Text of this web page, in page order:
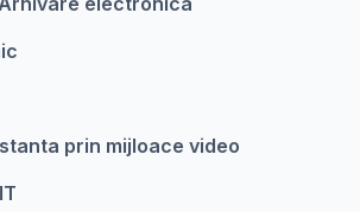
prin mijloace video